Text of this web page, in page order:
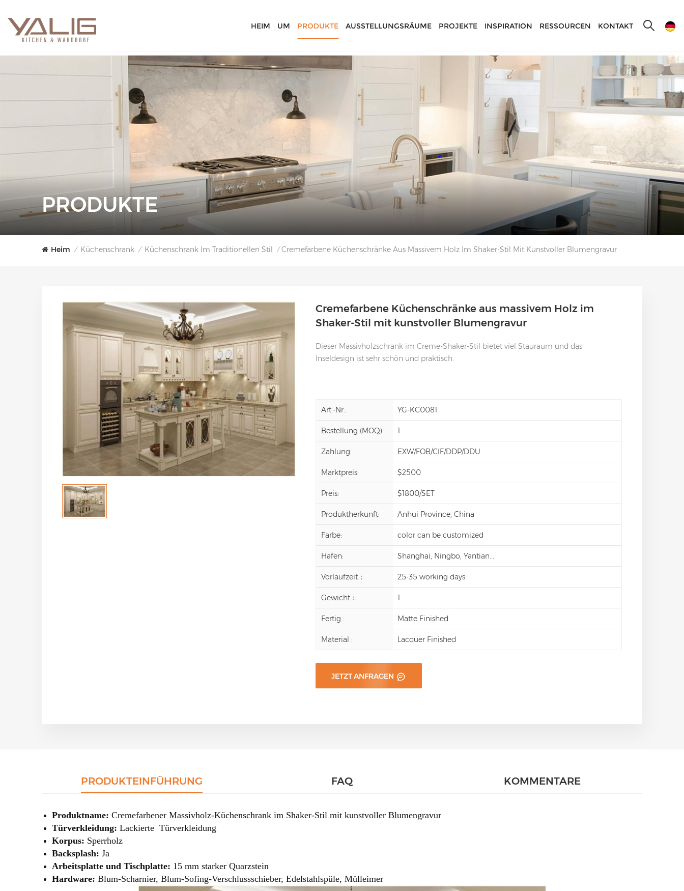
HEIM UM PRODUKTE AUSSTELLUNGSRÄUME PROJEKTE INSPIRATION RESSOURCEN KONTAKT
PRODUKTE
Heim / Küchenschrank / Küchenschrank Im Traditionellen Stil / Cremefarbene Küchenschränke Aus Massivem Holz Im Shaker-Stil Mit Kunstvoller Blumengravur
Cremefarbene Küchenschränke aus massivem Holz im
Shaker-Stil mit kunstvoller Blumengravur
Dieser Massivholzschrank im Creme-Shaker-Stil bietet viel Stauraum und das
Inseldesign ist sehr schön und praktisch.
Art.-Nr.: YG-KC0081
Bestellung (MOQ): 1
Zahlung: EXW/FOB/CIF/DDP/DDU
Marktpreis: $2500
Preis: $1800/SET
Produktherkunft: Anhui Province, China
Farbe: color can be customized
Hafen: Shanghai, Ningbo, Yantian....
Vorlaufzeit： 25-35 working days
Gewicht： 1
Fertig : Matte Finished
Material : Lacquer Finished
JETZT ANFRAGEN
PRODUKTEINFÜHRUNG FAQ KOMMENTARE
Produktname: Cremefarbener Massivholz-Küchenschrank im Shaker-Stil mit kunstvoller Blumengravur
Türverkleidung: Lackierte Türverkleidung
Korpus: Sperrholz
Backsplash: Ja
Arbeitsplatte und Tischplatte: 15 mm starker Quarzstein
Hardware: Blum-Scharnier, Blum-Sofing-Verschlussschieber, Edelstahlspüle, Mülleimer